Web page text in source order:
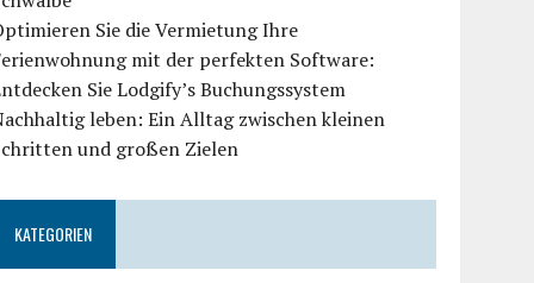
Sie die Vermietung Ihre
mit der perfekten Software:
Sie Lodgify’s Buchungssystem
leben: Ein Alltag zwischen kleinen
und großen Zielen
KATEGORIEN